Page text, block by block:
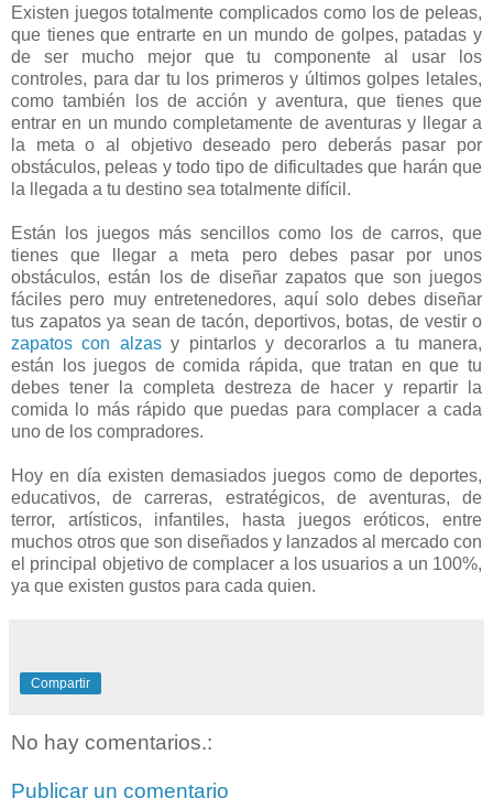
Existen juegos totalmente complicados como los de peleas,
que tienes que entrarte en un mundo de golpes, patadas y
de ser mucho mejor que tu componente al usar los
controles, para dar tu los primeros y últimos golpes letales,
como también los de acción y aventura, que tienes que
entrar en un mundo completamente de aventuras y llegar a
la meta o al objetivo deseado pero deberás pasar por
obstáculos, peleas y todo tipo de dificultades que harán que
la llegada a tu destino sea totalmente difícil.
Están los juegos más sencillos como los de carros, que
tienes que llegar a meta pero debes pasar por unos
obstáculos, están los de diseñar zapatos que son juegos
fáciles pero muy entretenedores, aquí solo debes diseñar
tus zapatos ya sean de tacón, deportivos, botas, de vestir o
zapatos con alzas y pintarlos y decorarlos a tu manera,
están los juegos de comida rápida, que tratan en que tu
debes tener la completa destreza de hacer y repartir la
comida lo más rápido que puedas para complacer a cada
uno de los compradores.
Hoy en día existen demasiados juegos como de deportes,
educativos, de carreras, estratégicos, de aventuras, de
terror, artísticos, infantiles, hasta juegos eróticos, entre
muchos otros que son diseñados y lanzados al mercado con
el principal objetivo de complacer a los usuarios a un 100%,
ya que existen gustos para cada quien.
Compartir
No hay comentarios.:
Publicar un comentario